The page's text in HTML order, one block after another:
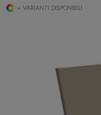
+ VARIANTI DISPONIBILI